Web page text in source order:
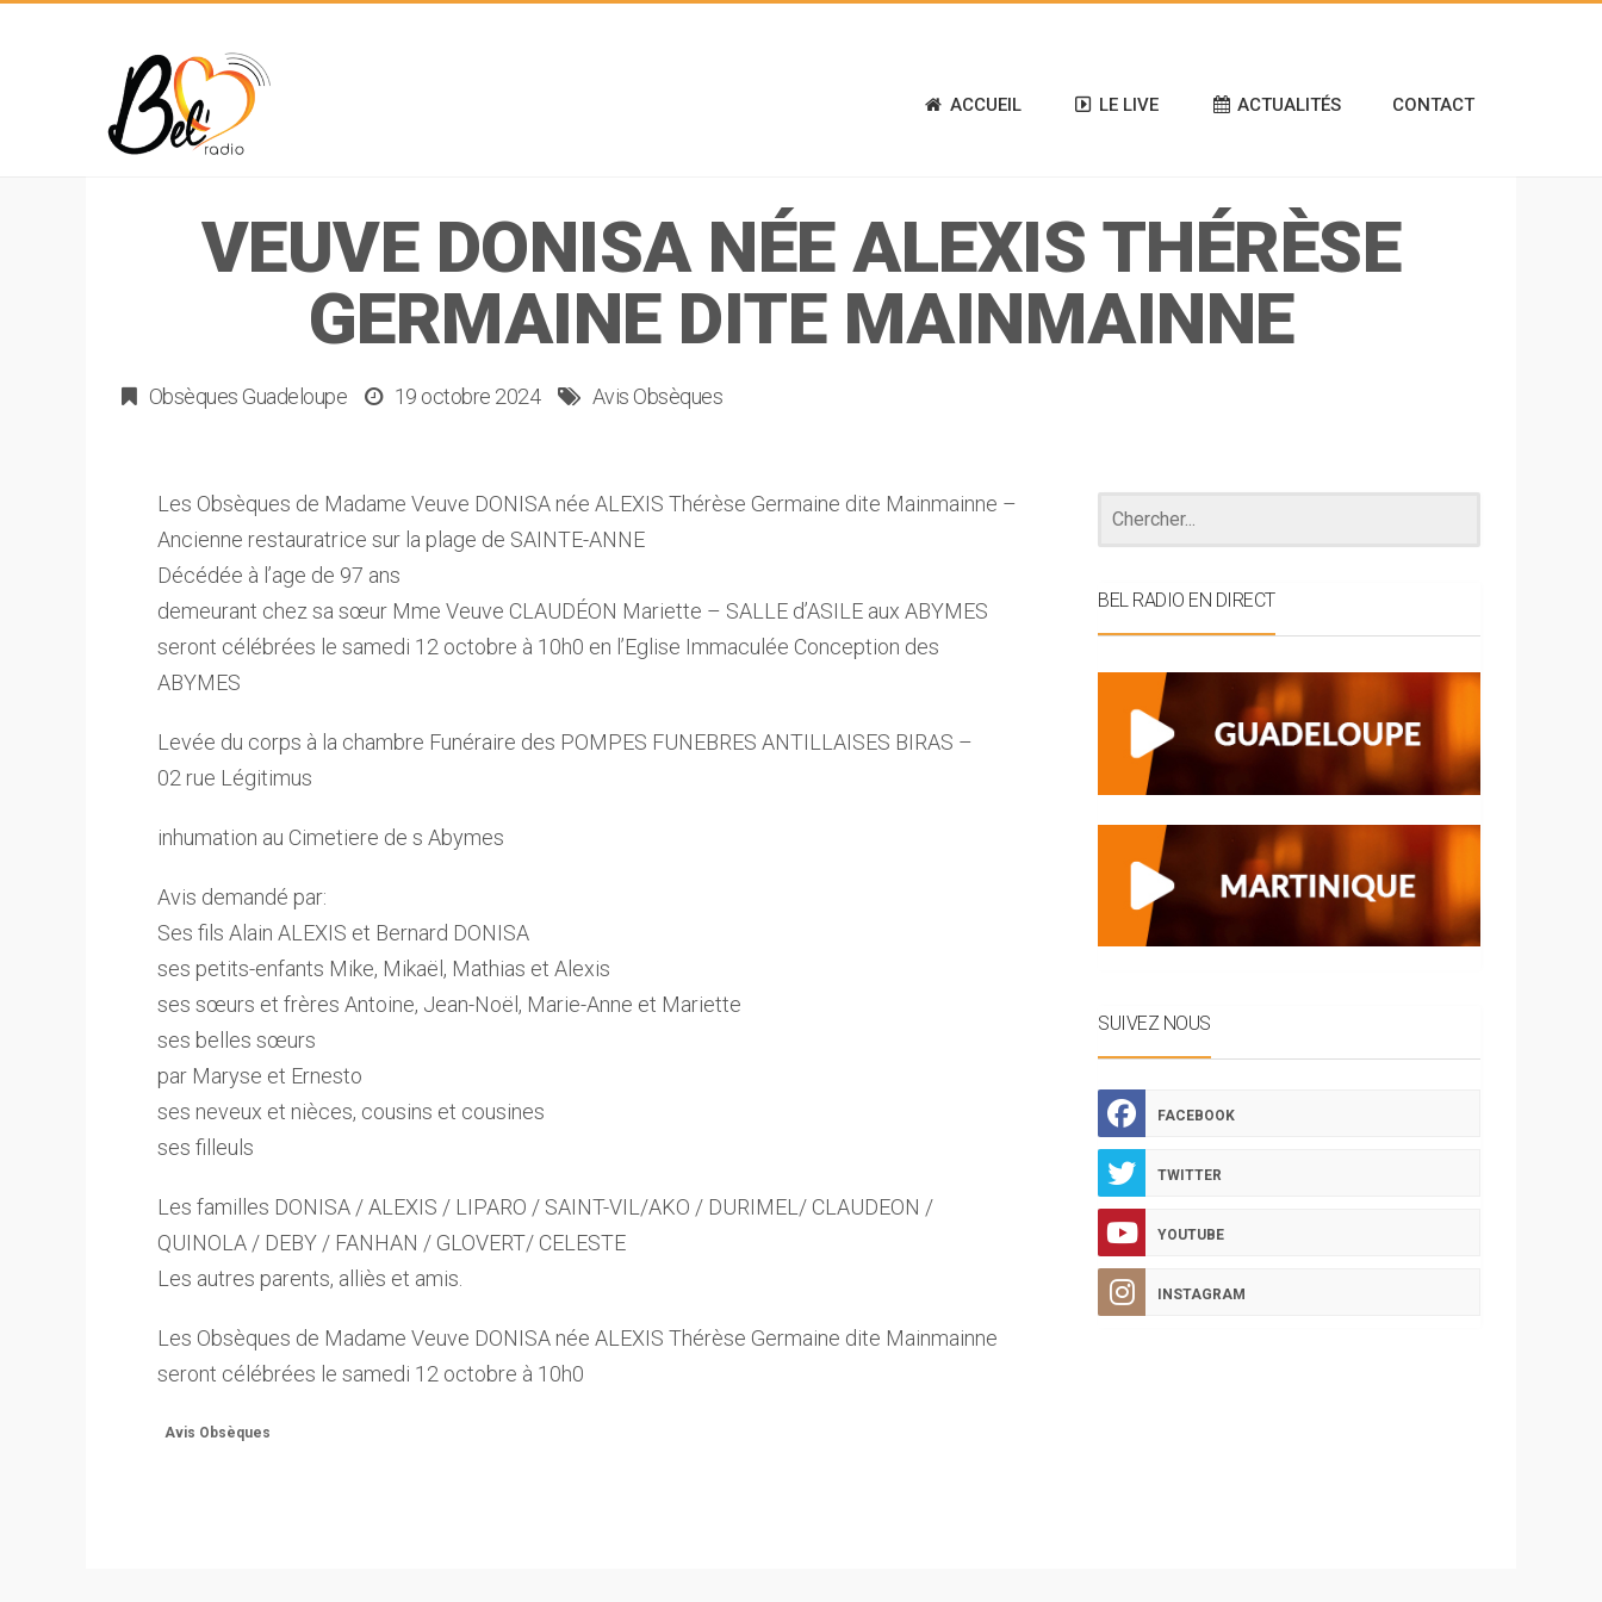
ACCUEIL LE LIVE ACTUALITÉS CONTACT
VEUVE DONISA NÉE ALEXIS THÉRÈSE
GERMAINE DITE MAINMAINNE
Obsèques Guadeloupe 19 octobre 2024 Avis Obsèques
Les Obsèques de Madame Veuve DONISA née ALEXIS Thérèse Germaine dite Mainmainne –
Ancienne restauratrice sur la plage de SAINTE-ANNE
Décédée à l’age de 97 ans
demeurant chez sa sœur Mme Veuve CLAUDÉON Mariette – SALLE d’ASILE aux ABYMES
seront célébrées le samedi 12 octobre à 10h0 en l’Eglise Immaculée Conception des
ABYMES
Levée du corps à la chambre Funéraire des POMPES FUNEBRES ANTILLAISES BIRAS –
02 rue Légitimus
inhumation au Cimetiere de s Abymes
Avis demandé par:
Ses fils Alain ALEXIS et Bernard DONISA
ses petits-enfants Mike, Mikaël, Mathias et Alexis
ses sœurs et frères Antoine, Jean-Noël, Marie-Anne et Mariette
ses belles sœurs
par Maryse et Ernesto
ses neveux et nièces, cousins et cousines
ses filleuls
Les familles DONISA / ALEXIS / LIPARO / SAINT-VIL/AKO / DURIMEL/ CLAUDEON /
QUINOLA / DEBY / FANHAN / GLOVERT/ CELESTE
Les autres parents, alliès et amis.
Les Obsèques de Madame Veuve DONISA née ALEXIS Thérèse Germaine dite Mainmainne
seront célébrées le samedi 12 octobre à 10h0
Avis Obsèques
BEL RADIO EN DIRECT
SUIVEZ NOUS
FACEBOOK
TWITTER
YOUTUBE
INSTAGRAM